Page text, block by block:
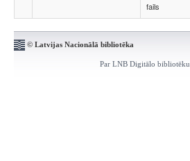
fails
© Latvijas Nacionālā bibliotēka
Par LNB Digitālo bibliotēku